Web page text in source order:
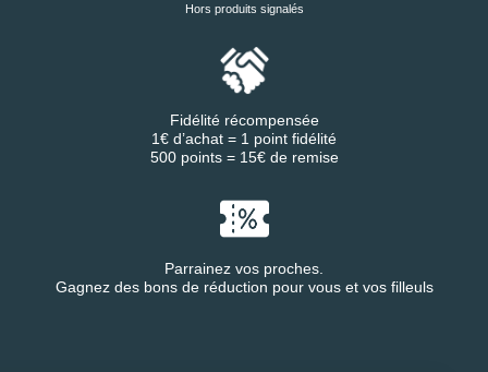
Hors produits signalés
Fidélité récompensée
1€ d’achat = 1 point fidélité
500 points = 15€ de remise
Parrainez vos proches.
Gagnez des bons de réduction pour vous et vos filleuls